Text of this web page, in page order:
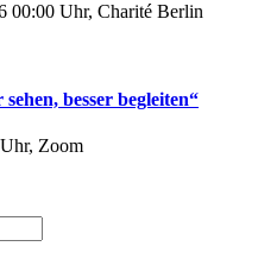
00:00 Uhr, Charité Berlin
besser begleiten“
Zoom